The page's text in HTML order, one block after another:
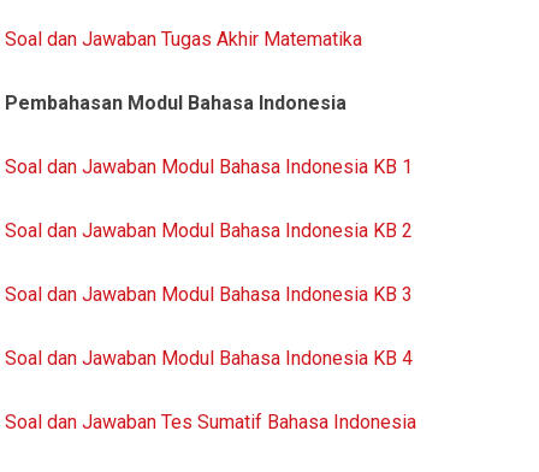
Soal dan Jawaban Tugas Akhir Matematika
Pembahasan Modul Bahasa Indonesia
Soal dan Jawaban Modul Bahasa Indonesia KB 1
Soal dan Jawaban Modul Bahasa Indonesia KB 2
Soal dan Jawaban Modul Bahasa Indonesia KB 3
Soal dan Jawaban Modul Bahasa Indonesia KB 4
Soal dan Jawaban Tes Sumatif Bahasa Indonesia